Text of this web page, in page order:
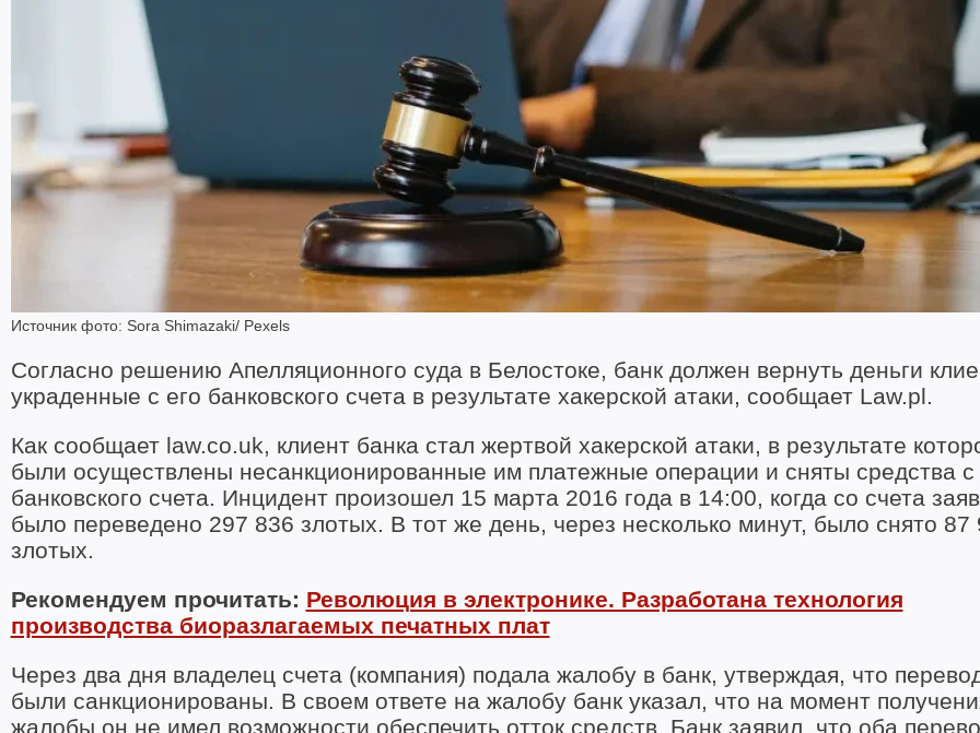
Источник фото: Sora Shimazaki/ Pexels
Согласно решению Апелляционного суда в Белостоке, банк должен вернуть деньги
украденные с его банковского счета в результате хакерской атаки, сообщает Law.pl.
Как сообщает law.co.uk, клиент банка стал жертвой хакерской атаки, в результате
были осуществлены несанкционированные им платежные операции и сняты средства с
банковского счета. Инцидент произошел 15 марта 2016 года в 14:00, когда со счета
было переведено 297 836 злотых. В тот же день, через несколько минут, было снято 87
злотых.
Рекомендуем прочитать: Революция в электронике. Разработана технология
производства биоразлагаемых печатных плат
Через два дня владелец счета (компания) подала жалобу в банк, утверждая, что
были санкционированы. В своем ответе на жалобу банк указал, что на момент
жалобы он не имел возможности обеспечить отток средств. Банк заявил, что оба